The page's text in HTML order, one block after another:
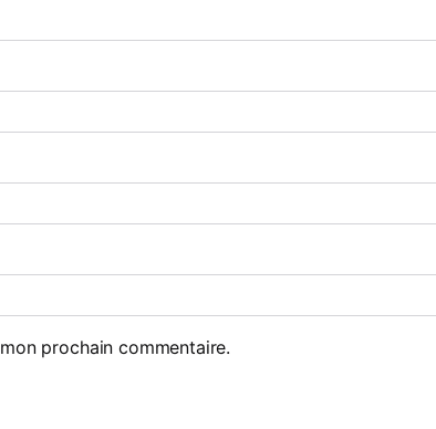
prochain commentaire.